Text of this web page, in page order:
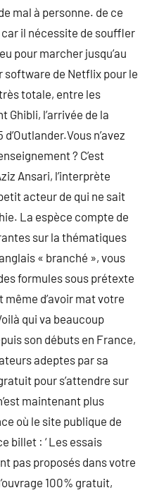
mal à personne. de ce
il nécessite de souffler
pour marcher jusqu’au
software de Netflix pour le
totale, entre les
Ghibli, l’arrivée de la
n’avez
? C’est
Ansari, l’interprète
acteur de qui ne sait
La espèce compte de
sur la thématiques
« branché », vous
formules sous prétexte
même d’avoir mat votre
qui va beaucoup
son débuts en France,
adeptes par sa
pour s’attendre sur
maintenant plus
où le site publique de
billet : ‘ Les essais
pas proposés dans votre
100% gratuit,